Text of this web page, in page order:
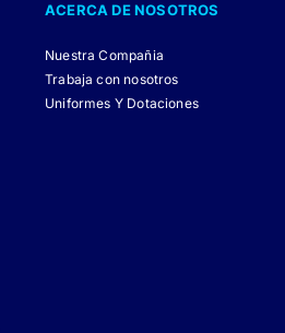
ACERCA DE NOSOTROS
Nuestra Compañia
Trabaja con nosotros
Uniformes Y Dotaciones